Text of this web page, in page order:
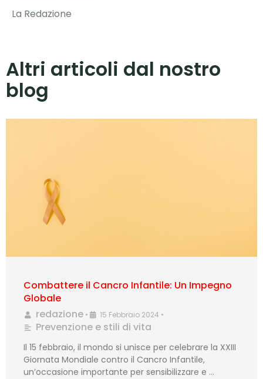
La Redazione
Altri articoli dal nostro
blog
Combattere il Cancro Infantile: Un Impegno
Globale
redazione • 15 Febbraio 2024 •
Prevenzione e stili di vita
Il 15 febbraio, il mondo si unisce per celebrare la XXIII
Giornata Mondiale contro il Cancro Infantile,
un’occasione importante per sensibilizzare e …